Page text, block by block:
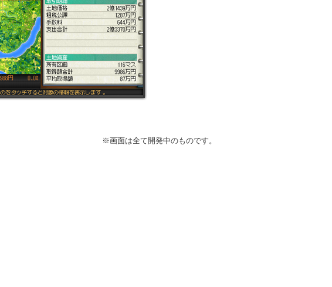
※画面は全て開発中のものです。